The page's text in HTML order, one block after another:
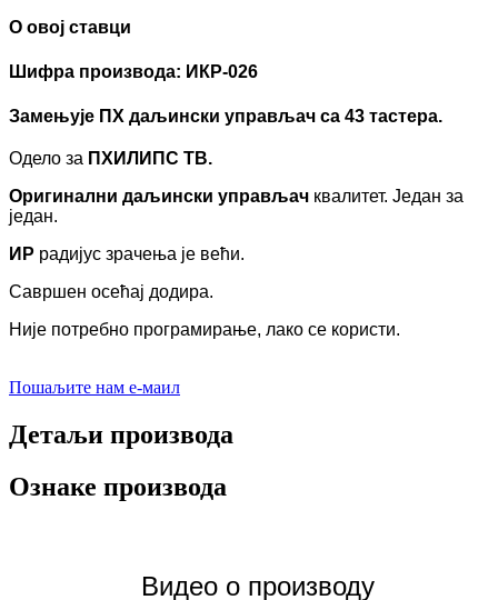
О овој ставци
Шифра производа: ИКР-026
Замењује ПХ даљински управљач са 43 тастера.
Одело за ПХИЛИПС ТВ.
Оригинални даљински управљач квалитет. Један за
један.
ИР радијус зрачења је већи.
Савршен осећај додира.
Није потребно програмирање, лако се користи.
Пошаљите нам е-маил
Детаљи производа
Ознаке производа
Видео о производу